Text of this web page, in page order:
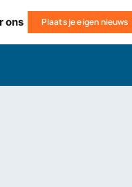
ons Plaats je eigen nieuws